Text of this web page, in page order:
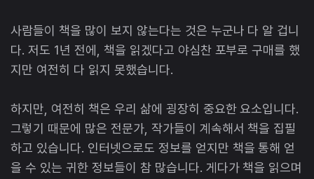
사람들이 책을 많이 보지 않는다는 것은 누군나 다 알 겁니
다. 저도 1년 전에, 책을 읽겠다고 야심찬 포부로 구매를 했
지만 여전히 다 읽지 못했습니다.
하지만, 여전히 책은 우리 삶에 굉장히 중요한 요소입니다.
그렇기 때문에 많은 전문가, 작가들이 계속해서 책을 집필
하고 있습니다. 인터넷으로도 정보를 얻지만 책을 통해 얻
을 수 있는 귀한 정보들이 참 많습니다. 게다가 책을 읽으며